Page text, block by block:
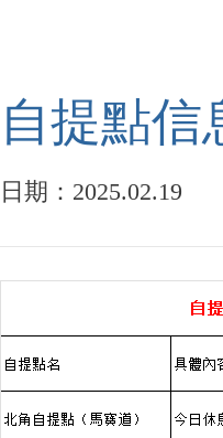
自提點信
日期：2025.02.19